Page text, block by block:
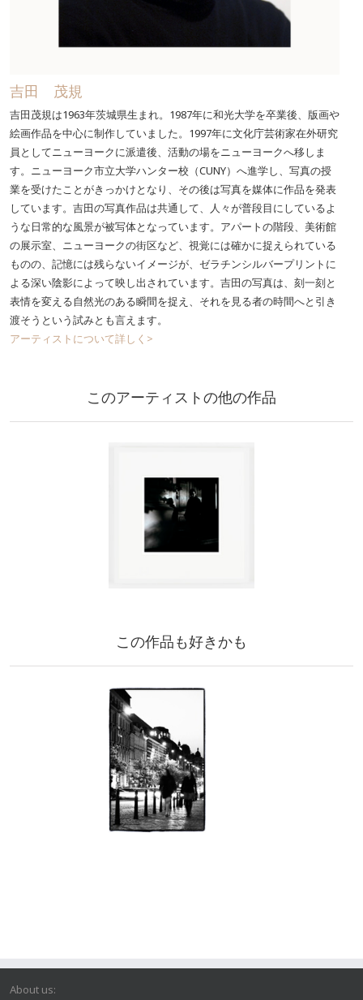
吉田 茂規
吉田茂規は1963年茨城県生まれ。1987年に和光大学を卒業後、版画や
絵画作品を中心に制作していました。1997年に文化庁芸術家在外研究
員としてニューヨークに派遣後、活動の場をニューヨークへ移しま
す。ニューヨーク市立大学ハンター校（CUNY）へ進学し、写真の授
業を受けたことがきっかけとなり、その後は写真を媒体に作品を発表
しています。吉田の写真作品は共通して、人々が普段目にしているよ
うな日常的な風景が被写体となっています。アパートの階段、美術館
の展示室、ニューヨークの街区など、視覚には確かに捉えられている
ものの、記憶には残らないイメージが、ゼラチンシルバープリントに
よる深い陰影によって映し出されています。吉田の写真は、刻一刻と
表情を変える自然光のある瞬間を捉え、それを見る者の時間へと引き
渡そうという試みとも言えます。
アーティストについて詳しく>
このアーティストの他の作品
この作品も好きかも
About us: